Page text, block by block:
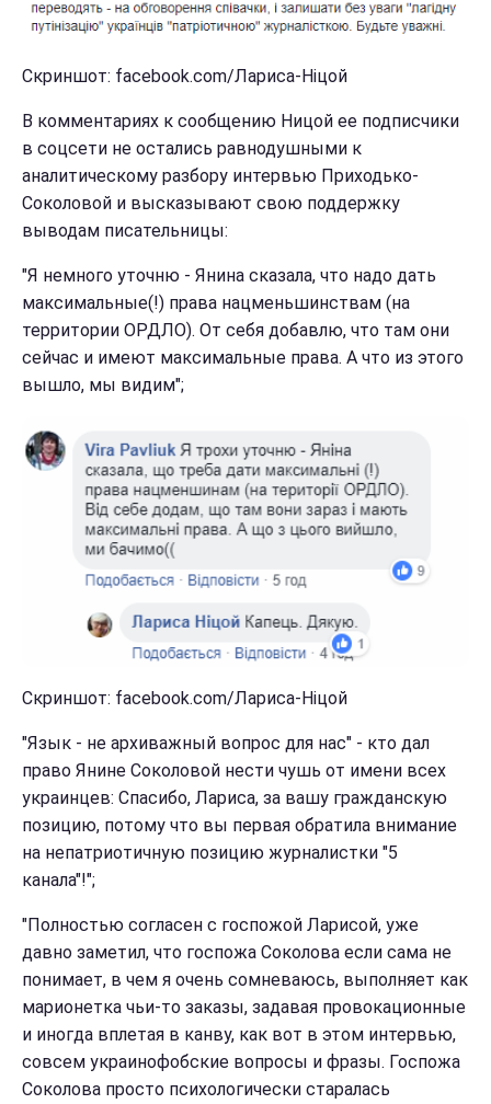
Скриншот: facebook.com/Лариса-Ніцой
В комментариях к сообщению Ницой ее подписчики
в соцсети не остались равнодушными к
аналитическому разбору интервью Приходько-
Соколовой и высказывают свою поддержку
выводам писательницы:
"Я немного уточню - Янина сказала, что надо дать
максимальные(!) права нацменьшинствам (на
территории ОРДЛО). От себя добавлю, что там они
сейчас и имеют максимальные права. А что из этого
вышло, мы видим";
Скриншот: facebook.com/Лариса-Ніцой
"Язык - не архиважный вопрос для нас" - кто дал
право Янине Соколовой нести чушь от имени всех
украинцев: Спасибо, Лариса, за вашу гражданскую
позицию, потому что вы первая обратила внимание
на непатриотичную позицию журналистки "5
канала"!";
"Полностью согласен с госпожой Ларисой, уже
давно заметил, что госпожа Соколова если сама не
понимает, в чем я очень сомневаюсь, выполняет как
марионетка чьи-то заказы, задавая провокационные
и иногда вплетая в канву, как вот в этом интервью,
совсем украинофобские вопросы и фразы. Госпожа
Соколова просто психологически старалась